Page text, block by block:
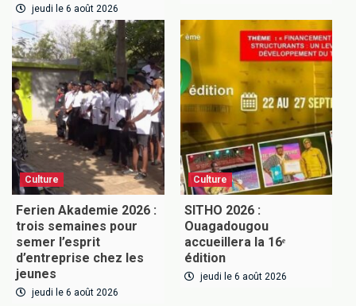
jeudi le 6 août 2026
Culture
Ferien Akademie 2026 :
trois semaines pour
semer l’esprit
d’entreprise chez les
jeunes
jeudi le 6 août 2026
Culture
SITHO 2026 :
Ouagadougou
accueillera la 16ᵉ
édition
jeudi le 6 août 2026